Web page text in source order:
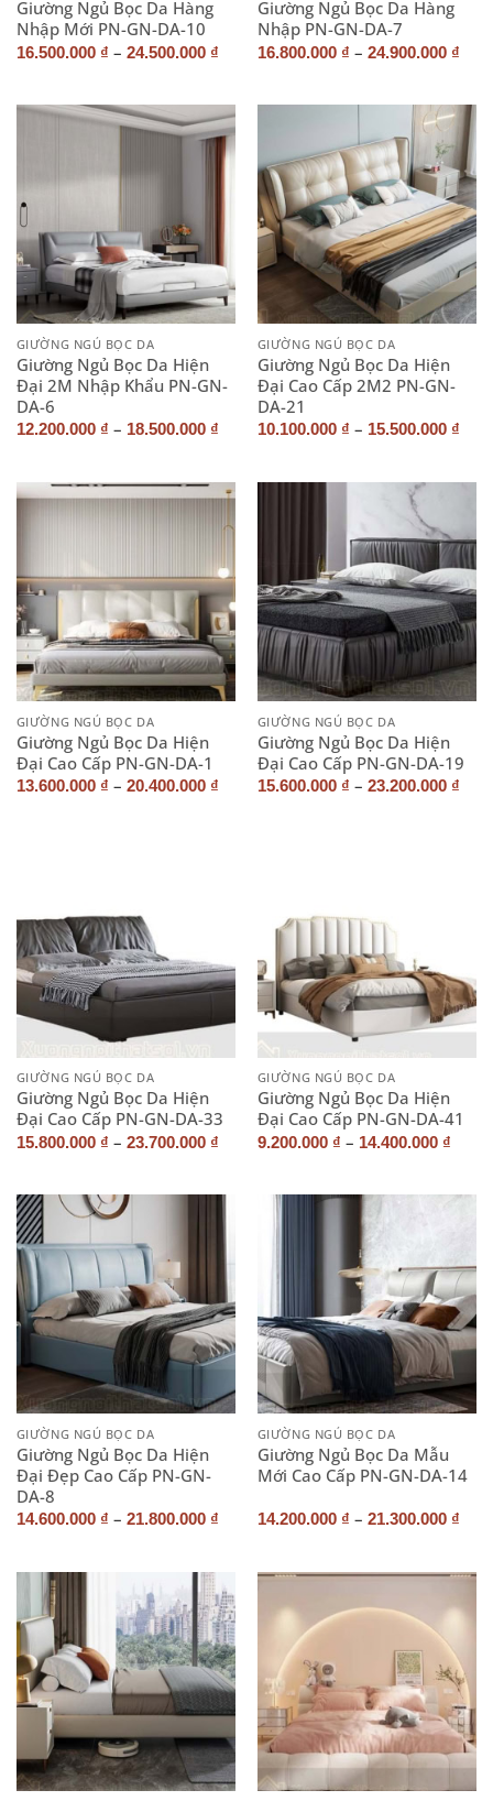
Giường Ngủ Bọc Da Hàng
Nhập Mới PN-GN-DA-10
16.500.000 ₫ – 24.500.000 ₫
Giường Ngủ Bọc Da Hàng
Nhập PN-GN-DA-7
16.800.000 ₫ – 24.900.000 ₫
GIƯỜNG NGỦ BỌC DA
Giường Ngủ Bọc Da Hiện
Đại 2M Nhập Khẩu PN-GN-
DA-6
12.200.000 ₫ – 18.500.000 ₫
GIƯỜNG NGỦ BỌC DA
Giường Ngủ Bọc Da Hiện
Đại Cao Cấp 2M2 PN-GN-
DA-21
10.100.000 ₫ – 15.500.000 ₫
GIƯỜNG NGỦ BỌC DA
Giường Ngủ Bọc Da Hiện
Đại Cao Cấp PN-GN-DA-1
13.600.000 ₫ – 20.400.000 ₫
GIƯỜNG NGỦ BỌC DA
Giường Ngủ Bọc Da Hiện
Đại Cao Cấp PN-GN-DA-19
15.600.000 ₫ – 23.200.000 ₫
GIƯỜNG NGỦ BỌC DA
Giường Ngủ Bọc Da Hiện
Đại Cao Cấp PN-GN-DA-33
15.800.000 ₫ – 23.700.000 ₫
GIƯỜNG NGỦ BỌC DA
Giường Ngủ Bọc Da Hiện
Đại Cao Cấp PN-GN-DA-41
9.200.000 ₫ – 14.400.000 ₫
GIƯỜNG NGỦ BỌC DA
Giường Ngủ Bọc Da Hiện
Đại Đẹp Cao Cấp PN-GN-
DA-8
14.600.000 ₫ – 21.800.000 ₫
GIƯỜNG NGỦ BỌC DA
Giường Ngủ Bọc Da Mẫu
Mới Cao Cấp PN-GN-DA-14
14.200.000 ₫ – 21.300.000 ₫